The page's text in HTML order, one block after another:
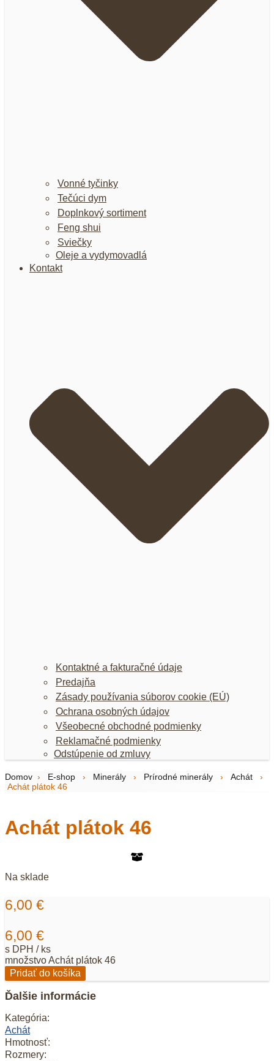
Vonné tyčinky
Tečúci dym
Doplnkový sortiment
Feng shui
Sviečky
Oleje a vydymovadlá
Kontakt
Kontaktné a fakturačné údaje
Predajňa
Zásady používania súborov cookie (EÚ)
Ochrana osobných údajov
Všeobecné obchodné podmienky
Reklamačné podmienky
Odstúpenie od zmluvy
Domov › E-shop › Minerály › Prírodné minerály › Achát
›
Achát plátok 46
Achát plátok 46
Na sklade
6,00 €
6,00 €
s DPH / ks
množstvo Achát plátok 46
Pridať do košíka
Ďalšie informácie
Kategória:
Achát
Hmotnosť:
Rozmery: